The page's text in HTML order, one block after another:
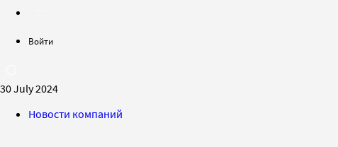
Войти
30 July 2024
Новости компаний